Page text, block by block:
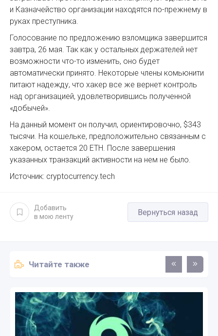
и Казначейство организации находятся по-прежнему в
руках преступника.
Голосование по предложению взломщика завершится
завтра, 26 мая. Так как у остальных держателей нет
возможности что-то изменить, оно будет
автоматически принято. Некоторые члены комьюнити
питают надежду, что хакер все же вернет контроль
над организацией, удовлетворившись полученной
«добычей».
На данный момент он получил, ориентировочно, $343
тысячи. На кошельке, предположительно связанным с
хакером, остается 20 ETH. После завершения
указанных транзакций активности на нем не было.
Источник: cryptocurrency.tech
Добавить
в мою ленту
Вернуться назад
Читайте также